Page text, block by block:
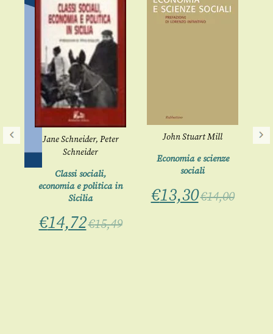
Jane Schneider, Peter
Schneider
Classi sociali,
economia e politica in
Sicilia
€14,72€15,49
John Stuart Mill
Economia e scienze
sociali
€13,30€14,00